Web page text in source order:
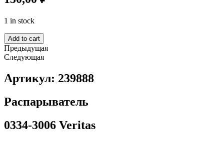
1 in stock
Add to cart
Предыдущая
Следующая
Артикул: 239888
Распарыватель
0334-3006 Veritas